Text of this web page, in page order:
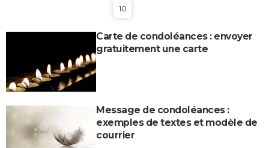
10
Carte de condoléances : envoyer
gratuitement une carte
Message de condoléances :
exemples de textes et modèle de
courrier